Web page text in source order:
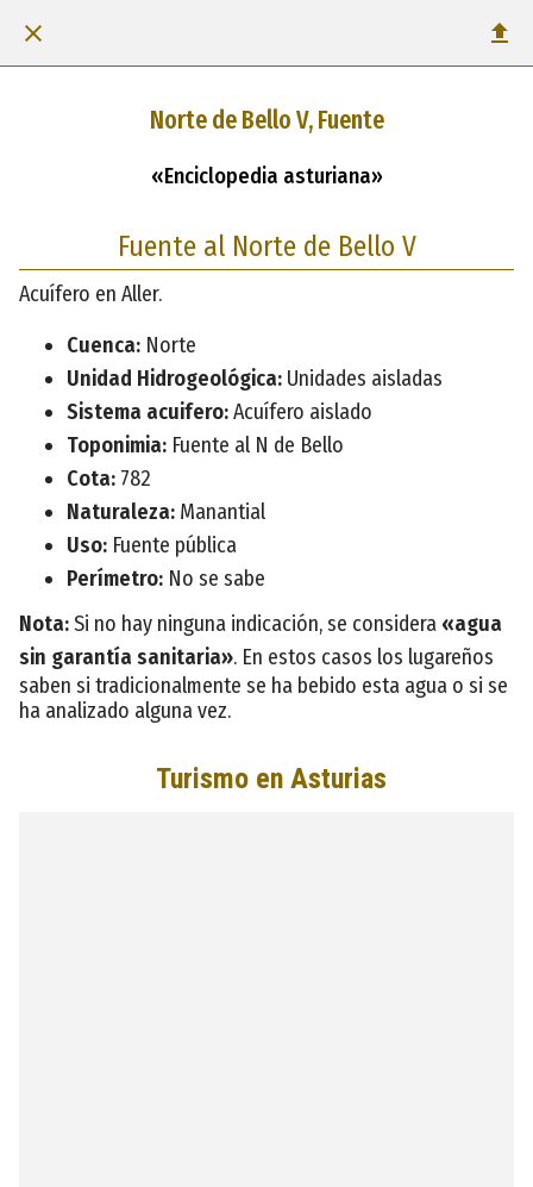
Norte de Bello V, Fuente
«Enciclopedia asturiana»
Fuente al Norte de Bello V
Acuífero en Aller.
Cuenca: Norte
Unidad Hidrogeológica: Unidades aisladas
Sistema acuifero:Acuífero aislado
Toponimia: Fuente al N de Bello
Cota: 782
Naturaleza: Manantial
Uso: Fuente pública
Perímetro: No se sabe
Nota:Si no hay ninguna indicación, se considera «agua
sin garantía sanitaria». En estos casos los lugareños
saben si tradicionalmente se ha bebido esta agua o si se
ha analizado alguna vez.